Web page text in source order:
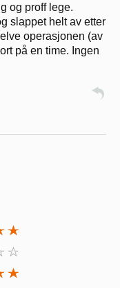
og proff lege.
slappet helt av etter
operasjonen (av
på en time. Ingen